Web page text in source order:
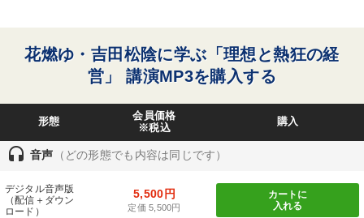
大竹愼一 稲盛和夫 営業 イノベーション 採用
会社を守る 企業成長 株式市場
井上和弘
※「更新」を押すと「タグ・キーワード」を更新いただけます。
チェスター戦略を伝道する。企業の営業戦略づくり
を指導するとともに全国各地で企業研修・講演を行
う。 ランチェスター戦略学会常任幹事などを兼務。
花燃ゆ・吉田松陰に学ぶ「理想と熱狂の経
営」 講演MP3を購入する
形態
会員価格
※税込
購入
headset 音声 （どの形態でも内容は同じです）
デジタル音声版
（配信＋ダウン
ロード）
5,500円
定価 5,500円
カートに
入れる